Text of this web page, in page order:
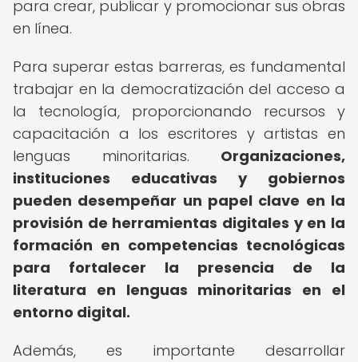
para crear, publicar y promocionar sus obras
en línea.
Para superar estas barreras, es fundamental
trabajar en la democratización del acceso a
la tecnología, proporcionando recursos y
capacitación a los escritores y artistas en
lenguas minoritarias. Organizaciones,
instituciones educativas y gobiernos
pueden desempeñar un papel clave en la
provisión de herramientas digitales y en la
formación en competencias tecnológicas
para fortalecer la presencia de la
literatura en lenguas minoritarias en el
entorno digital.
Además, es importante desarrollar